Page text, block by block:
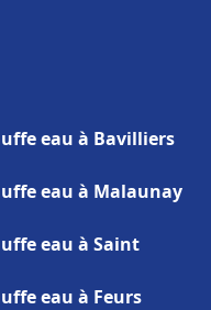
eau à Bavilliers
eau à Malaunay
eau à Saint
eau à Feurs